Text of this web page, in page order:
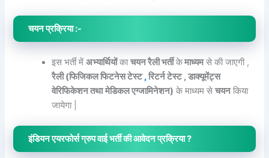
चयन प्रक्रिया :-
इस भर्ती मेंअभ्यार्थियोंकाचयन रैली भर्तीकेमाध्यमसे की जाएगी ,
रैली (फिजिकल फिटनेस टेस्ट,रिटर्न टेस्ट , डाक्यूमेंट्स
वेरिफिकेशन तथा मेडिकल एग्जामिनेशन) के माध्यम सेचयनकिया
जायेगा |
इंडियन एयरफोर्स ग्रुप वाई भर्ती की आवेदन प्रक्रिया ?